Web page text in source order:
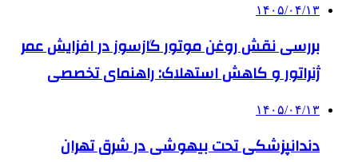
۱۴۰۵/۰۴/۱۳
بررسی نقش روغن موتور گازسوز در افزایش عمر
ژنراتور و کاهش استهلاک: راهنمای تخصصی
۱۴۰۵/۰۴/۱۳
دندانپزشکی تحت بیهوشی در شرق تهران